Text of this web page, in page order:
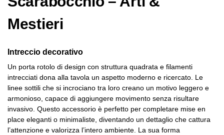
Mestieri
Intreccio decorativo
Un porta rotolo di design con struttura quadrata e filamenti
intrecciati dona alla tavola un aspetto moderno e ricercato. Le
linee sottili che si incrociano tra loro creano un motivo leggero e
armonioso, capace di aggiungere movimento senza risultare
invasivo. Questo accessorio è perfetto per completare mise en
place eleganti o minimaliste, diventando un dettaglio che cattura
l’attenzione e valorizza l’intero ambiente. La sua forma